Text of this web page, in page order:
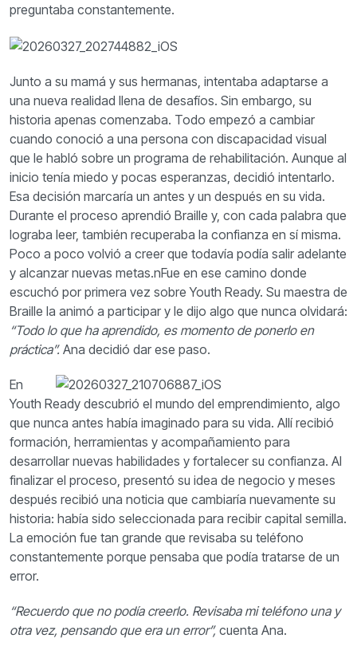
preguntaba constantemente.
Junto a su mamá y sus hermanas, intentaba adaptarse a
una nueva realidad llena de desafíos. Sin embargo, su
historia apenas comenzaba. Todo empezó a cambiar
cuando conoció a una persona con discapacidad visual
que le habló sobre un programa de rehabilitación. Aunque al
inicio tenía miedo y pocas esperanzas, decidió intentarlo.
Esa decisión marcaría un antes y un después en su vida.
Durante el proceso aprendió Braille y, con cada palabra que
lograba leer, también recuperaba la confianza en sí misma.
Poco a poco volvió a creer que todavía podía salir adelante
y alcanzar nuevas metas.nFue en ese camino donde
escuchó por primera vez sobre Youth Ready. Su maestra de
Braille la animó a participar y le dijo algo que nunca olvidará:
“Todo lo que ha aprendido, es momento de ponerlo en
práctica”. Ana decidió dar ese paso.
En
Youth Ready descubrió el mundo del emprendimiento, algo
que nunca antes había imaginado para su vida. Allí recibió
formación, herramientas y acompañamiento para
desarrollar nuevas habilidades y fortalecer su confianza. Al
finalizar el proceso, presentó su idea de negocio y meses
después recibió una noticia que cambiaría nuevamente su
historia: había sido seleccionada para recibir capital semilla.
La emoción fue tan grande que revisaba su teléfono
constantemente porque pensaba que podía tratarse de un
error.
“Recuerdo que no podía creerlo. Revisaba mi teléfono una y
otra vez, pensando que era un error”, cuenta Ana.